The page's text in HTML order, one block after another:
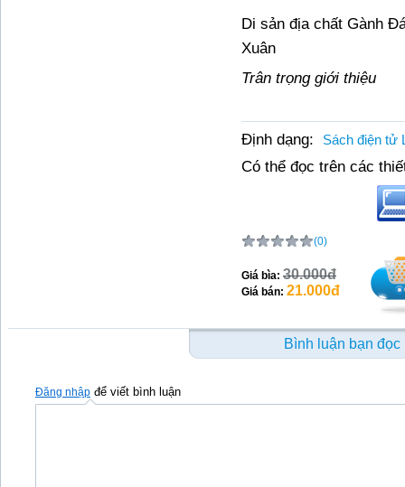
Di sản địa chất Gành
Xuân
Trân trọng giới thiệu
Định dạng: Sách điện tử
Có thể đọc trên các
(0)
Giá bìa: 30.000đ
Giá bán: 21.000đ
Bình luận bạn đọc
Đăng nhập để viết bình luận